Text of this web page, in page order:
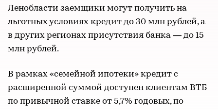
Ленобласти заемщики могут получить на
льготных условиях кредит до 30 млн рублей, а
в других регионах присутствия банка — до 15
млн рублей.
В рамках «семейной ипотеки» кредит с
расширенной суммой доступен клиентам ВТБ
по привычной ставке от 5,7% годовых, по